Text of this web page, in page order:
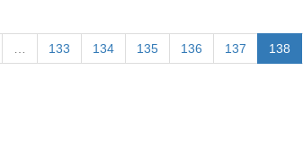
… 133 134 135 136 137 138